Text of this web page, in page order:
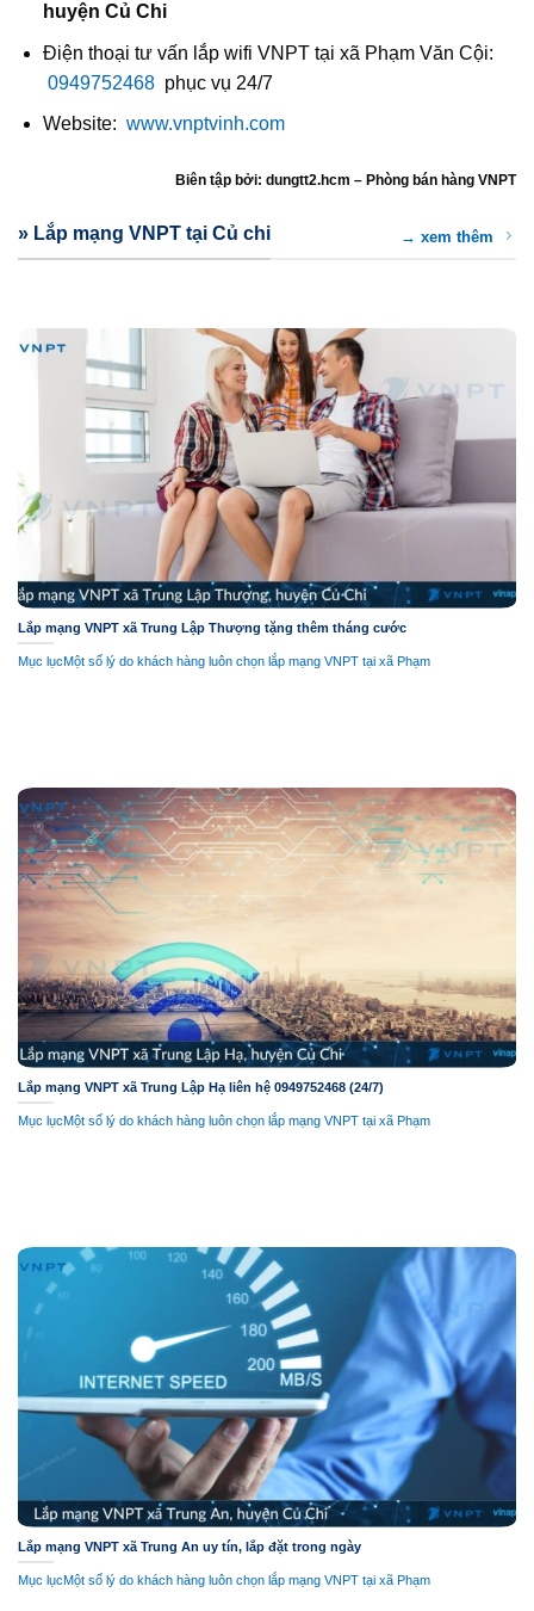
huyện Củ Chi
Điện thoại tư vấn lắp wifi VNPT tại xã Phạm Văn Cội:
0949752468 phục vụ 24/7
Website: www.vnptvinh.com
Biên tập bởi: dungtt2.hcm – Phòng bán hàng VNPT
» Lắp mạng VNPT tại Củ chi → xem thêm
Lắp mạng VNPT xã Trung Lập Thượng tặng thêm tháng cước
Mục lụcMột số lý do khách hàng luôn chọn lắp mạng VNPT tại xã Phạm
Lắp mạng VNPT xã Trung Lập Hạ liên hệ 0949752468 (24/7)
Mục lụcMột số lý do khách hàng luôn chọn lắp mạng VNPT tại xã Phạm
Lắp mạng VNPT xã Trung An uy tín, lắp đặt trong ngày
Mục lụcMột số lý do khách hàng luôn chọn lắp mạng VNPT tại xã Phạm